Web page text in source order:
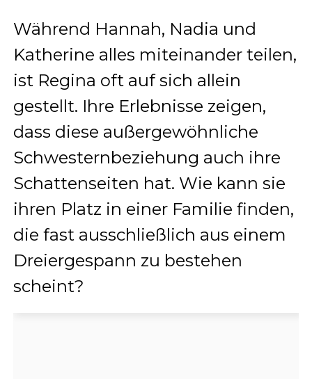
Während Hannah, Nadia und
Katherine alles miteinander teilen,
ist Regina oft auf sich allein
gestellt. Ihre Erlebnisse zeigen,
dass diese außergewöhnliche
Schwesternbeziehung auch ihre
Schattenseiten hat. Wie kann sie
ihren Platz in einer Familie finden,
die fast ausschließlich aus einem
Dreiergespann zu bestehen
scheint?